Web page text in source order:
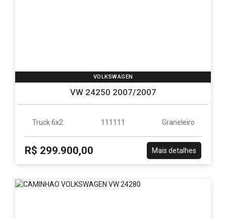
VOLKSWAGEN
VW 24250 2007/2007
Truck 6x2 111111 Graneleiro
R$ 299.900,00 Mais detalhes